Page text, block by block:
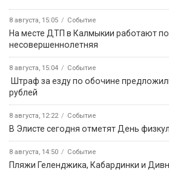
8 августа, 15:05 Событие
На месте ДТП в Калмыкии работают
несовершеннолетняя
8 августа, 15:04 Событие
Штраф за езду по обочине
рублей
8 августа, 12:22 Событие
В Элисте сегодня отметят День
8 августа, 14:50 Событие
️Пляжи Геленджика, Кабардинки и